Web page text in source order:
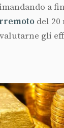
a
del
gli